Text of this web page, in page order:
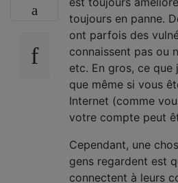
toujours en panne.
ont parfois des
connaissent pas ou
etc. En gros, ce que
que même si vous
Internet (comme
votre compte peut
Cependant, une
gens regardent est
connectent à leurs